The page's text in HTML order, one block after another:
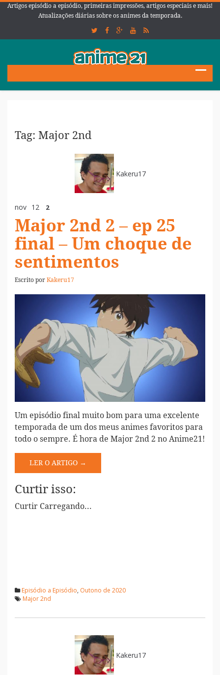
Artigos episódio a episódio, primeiras impressões, artigos especiais e mais!
Atualizações diárias sobre os animes da temporada.
Tag: Major 2nd
Kakeru17
nov 12 2
Major 2nd 2 – ep 25
final – Um choque de
sentimentos
Escrito porKakeru17
Um episódio final muito bom para uma excelente
temporada de um dos meus animes favoritos para
todo o sempre. É hora de Major 2nd 2 no Anime21!
LER O ARTIGO →
Curtir isso:
Curtir Carregando...
Episódio a Episódio, Outono de 2020
Major 2nd
Kakeru17